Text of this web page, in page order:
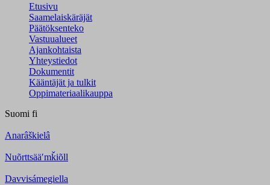
Etusivu
Saamelaiskäräjät
Päätöksenteko
Vastuualueet
Ajankohtaista
Yhteystiedot
Dokumentit
Kääntäjät ja tulkit
Oppimateriaalikauppa
Suomi fi
Anarâškielâ
Nuõrttsääʹmǩiõll
Davvisámegiella